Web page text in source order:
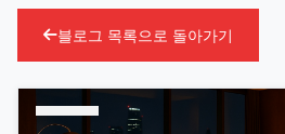
블로그 목록으로 돌아가기